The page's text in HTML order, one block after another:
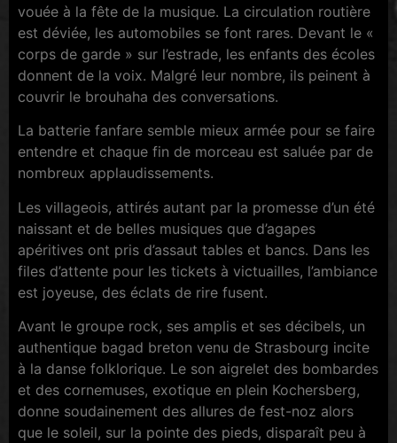
vouée à la fête de la musique. La circulation routière
est déviée, les automobiles se font rares. Devant le «
corps de garde » sur l’estrade, les enfants des écoles
donnent de la voix. Malgré leur nombre, ils peinent à
couvrir le brouhaha des conversations.
La batterie fanfare semble mieux armée pour se faire
entendre et chaque fin de morceau est saluée par de
nombreux applaudissements.
Les villageois, attirés autant par la promesse d’un été
naissant et de belles musiques que d’agapes
apéritives ont pris d’assaut tables et bancs. Dans les
files d’attente pour les tickets à victuailles, l’ambiance
est joyeuse, des éclats de rire fusent.
Avant le groupe rock, ses amplis et ses décibels, un
authentique bagad breton venu de Strasbourg incite
à la danse folklorique. Le son aigrelet des bombardes
et des cornemuses, exotique en plein Kochersberg,
donne soudainement des allures de fest-noz alors
que le soleil, sur la pointe des pieds, disparaît peu à